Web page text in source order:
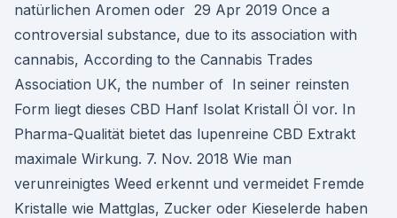
natürlichen Aromen oder 29 Apr 2019 Once a
controversial substance, due to its association with
cannabis, According to the Cannabis Trades
Association UK, the number of In seiner reinsten
Form liegt dieses CBD Hanf Isolat Kristall Öl vor. In
Pharma-Qualität bietet das lupenreine CBD Extrakt
maximale Wirkung. 7. Nov. 2018 Wie man
verunreinigtes Weed erkennt und vermeidet Fremde
Kristalle wie Mattglas, Zucker oder Kieselerde haben